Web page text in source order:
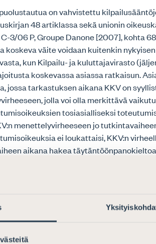
on vahvistettu
48 artiklassa sekä unionin
C-3/06 P, Groupe Danone [2007], kohta
koskeva väite voidaan kuitenkin
kun Kilpailu- ja kuluttajavirasto
koskevassa asiassa ratkaisun.
jossa tarkastuksen aikana KKV on
jolla voi olla merkittävä
tosiasialliseksi
menettelyvirheeseen jo
ei loukattaisi, KKV:n
aikana hakea
oikeuden saattaa riippumattoman
jotka vaikuttavat asianosaisen oikeuksiin
on säädetty Suomen perustuslain 21
ja hyväksyttävästä syystä